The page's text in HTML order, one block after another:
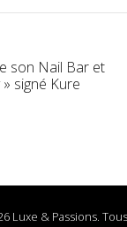
son Nail Bar et
signé Kure
Luxe & Passions.